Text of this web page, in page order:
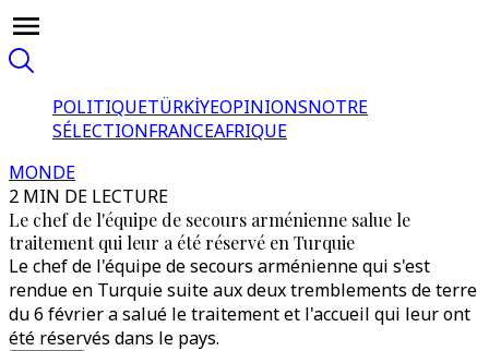
POLITIQUETÜRKİYEOPINIONSNOTRE
SÉLECTIONFRANCEAFRIQUE
MONDE
2 MIN DE LECTURE
Le chef de l'équipe de secours arménienne salue le
traitement qui leur a été réservé en Turquie
Le chef de l'équipe de secours arménienne qui s'est
rendue en Turquie suite aux deux tremblements de terre
du 6 février a salué le traitement et l'accueil qui leur ont
été réservés dans le pays.